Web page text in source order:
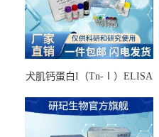
犬肌钙蛋白I（Tn-Ⅰ）ELISA